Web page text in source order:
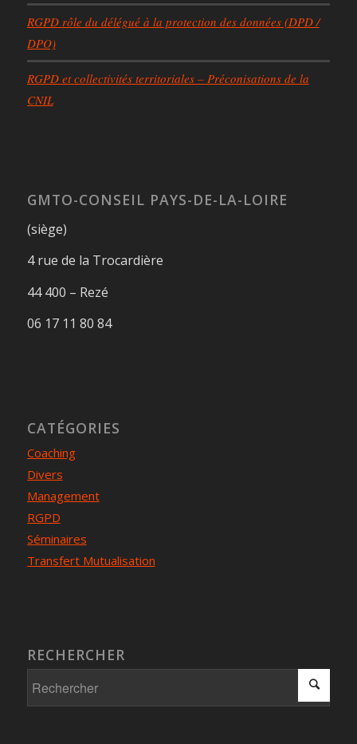
RGPD rôle du délégué à la protection des données (DPD /
DPO)
RGPD et collectivités territoriales – Préconisations de la
CNIL
GMTO-CONSEIL PAYS-DE-LA-LOIRE
(siège)
4 rue de la Trocardière
44 400 – Rezé
06 17 11 80 84
CATÉGORIES
Coaching
Divers
Management
RGPD
Séminaires
Transfert Mutualisation
RECHERCHER